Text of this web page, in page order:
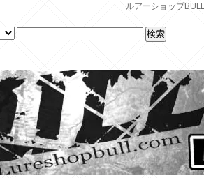
ルアーショップBULL